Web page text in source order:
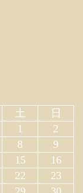
土
日
1
2
8
9
15
16
22
23